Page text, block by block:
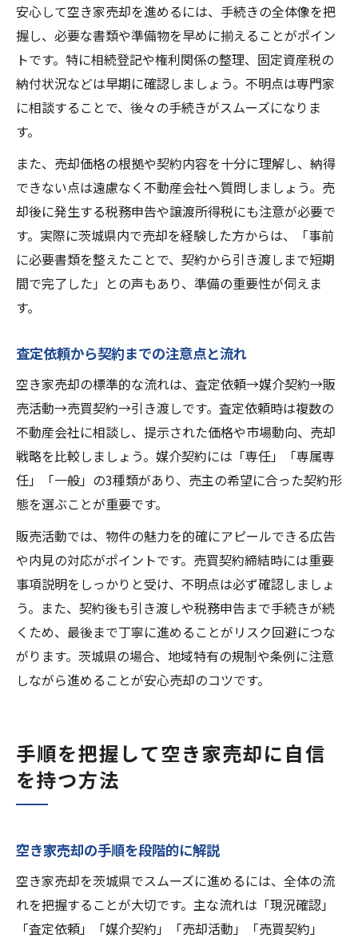
安心して空き家売却を進めるには、手続きの全体像を把
握し、必要な書類や準備物を早めに揃えることがポイン
トです。特に相続登記や権利関係の整理、固定資産税の
納付状況などは早期に確認しましょう。不明点は専門家
に相談することで、後々の手続きがスムーズになりま
す。
また、売却価格の根拠や契約内容を十分に理解し、納得
できない点は遠慮なく不動産会社へ質問しましょう。売
却後に発生する税務申告や譲渡所得税にも注意が必要で
す。実際に茨城県内で売却を経験した方からは、「事前
に必要書類を整えたことで、契約から引き渡しまで短期
間で完了した」との声もあり、準備の重要性が伺えま
す。
査定依頼から契約までの注意点と流れ
空き家売却の標準的な流れは、査定依頼→媒介契約→販
売活動→売買契約→引き渡しです。査定依頼時は複数の
不動産会社に相談し、提示された価格や市場動向、売却
戦略を比較しましょう。媒介契約には「専任」「専属専
任」「一般」の3種類があり、売主の希望に合った契約形
態を選ぶことが重要です。
販売活動では、物件の魅力を的確にアピールできる広告
や内見の対応がポイントです。売買契約締結時には重要
事項説明をしっかりと受け、不明点は必ず確認しましょ
う。また、契約後も引き渡しや税務申告まで手続きが続
くため、最後まで丁寧に進めることがリスク回避につな
がります。茨城県の場合、地域特有の規制や条例に注意
しながら進めることが安心売却のコツです。
手順を把握して空き家売却に自信
を持つ方法
空き家売却の手順を段階的に解説
空き家売却を茨城県でスムーズに進めるには、全体の流
れを把握することが大切です。主な流れは「現況確認」
「査定依頼」「媒介契約」「売却活動」「売買契約」